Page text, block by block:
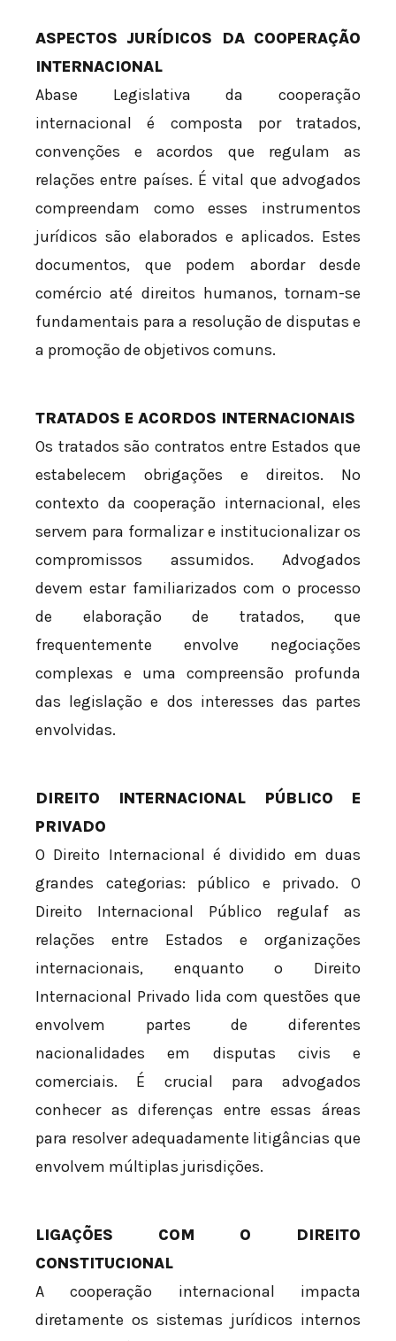
ASPECTOS JURÍDICOS DA COOPERAÇÃO
INTERNACIONAL
Abase Legislativa da cooperação
internacional é composta por tratados,
convenções e acordos que regulam as
relações entre países. É vital que advogados
compreendam como esses instrumentos
jurídicos são elaborados e aplicados. Estes
documentos, que podem abordar desde
comércio até direitos humanos, tornam-se
fundamentais para a resolução de disputas e
a promoção de objetivos comuns.
TRATADOS E ACORDOS INTERNACIONAIS
Os tratados são contratos entre Estados que
estabelecem obrigações e direitos. No
contexto da cooperação internacional, eles
servem para formalizar e institucionalizar os
compromissos assumidos. Advogados
devem estar familiarizados com o processo
de elaboração de tratados, que
frequentemente envolve negociações
complexas e uma compreensão profunda
das legislação e dos interesses das partes
envolvidas.
DIREITO INTERNACIONAL PÚBLICO E
PRIVADO
O Direito Internacional é dividido em duas
grandes categorias: público e privado. O
Direito Internacional Público regulaf as
relações entre Estados e organizações
internacionais, enquanto o Direito
Internacional Privado lida com questões que
envolvem partes de diferentes
nacionalidades em disputas civis e
comerciais. É crucial para advogados
conhecer as diferenças entre essas áreas
para resolver adequadamente litigâncias que
envolvem múltiplas jurisdições.
LIGAÇÕES COM O DIREITO
CONSTITUCIONAL
A cooperação internacional impacta
diretamente os sistemas jurídicos internos